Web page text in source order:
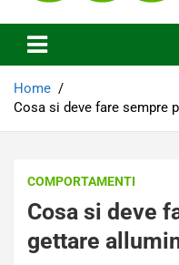
Ecoo.it
Home
Cosa si deve fare sempre
COMPORTAMENTI
Cosa si deve
gettare